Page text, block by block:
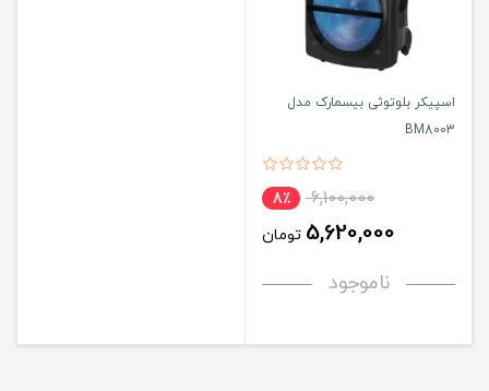
اسپیکر بلوتوثی بیسمارک مدل
BM8003
6,100,000 8٪
5,620,000 تومان
ناموجود